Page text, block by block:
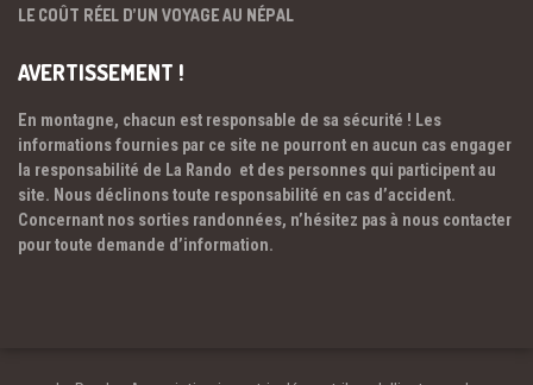
LE COÛT RÉEL D’UN VOYAGE AU NÉPAL
AVERTISSEMENT !
En montagne, chacun est responsable de sa sécurité ! Les
informations fournies par ce site ne pourront en aucun cas engager
la responsabilité de La Rando et des personnes qui participent au
site. Nous déclinons toute responsabilité en cas d’accident.
Concernant nos sorties randonnées, n’hésitez pas à nous contacter
pour toute demande d’information.